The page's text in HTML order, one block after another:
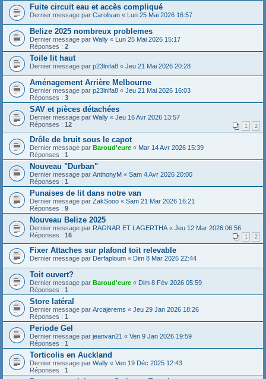
Fuite circuit eau et accès compliqué
Dernier message par Carolivan « Lun 25 Mai 2026 16:57
Belize 2025 nombreux problemes
Dernier message par Wally « Lun 25 Mai 2026 15:17
Réponses : 2
Toile lit haut
Dernier message par p23lnifa8 « Jeu 21 Mai 2026 20:28
Aménagement Arrière Melbourne
Dernier message par p23lnifa8 « Jeu 21 Mai 2026 16:03
Réponses : 3
SAV et pièces détachées
Dernier message par Wally « Jeu 16 Avr 2026 13:57
Réponses : 12 1 2
Drôle de bruit sous le capot
Dernier message par Baroud'eure « Mar 14 Avr 2026 15:39
Réponses : 1
Nouveau "Durban"
Dernier message par AnthonyM « Sam 4 Avr 2026 20:00
Réponses : 1
Punaises de lit dans notre van
Dernier message par ZakSooo « Sam 21 Mar 2026 16:21
Réponses : 9
Nouveau Belize 2025
Dernier message par RAGNAR ET LAGERTHA « Jeu 12 Mar 2026 06:56
Réponses : 16 1 2
Fixer Attaches sur plafond toit relevable
Dernier message par Derfaploum « Dim 8 Mar 2026 22:44
Toit ouvert?
Dernier message par Baroud'eure « Dim 8 Fév 2026 05:59
Réponses : 1
Store latéral
Dernier message par Arcajerems « Jeu 29 Jan 2026 18:26
Réponses : 1
Periode Gel
Dernier message par jeanvan21 « Ven 9 Jan 2026 19:59
Réponses : 1
Torticolis en Auckland
Dernier message par Wally « Ven 19 Déc 2025 12:43
Réponses : 1